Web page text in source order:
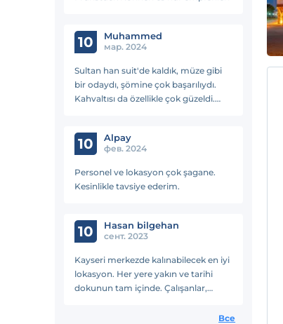
10 Muhammed
мар. 2024
Sultan han suit'de kaldık, müze gibi
bir odaydı, şömine çok başarılıydı.
Kahvaltısı da özellikle çok güzeldi.
10 Alpay
фев. 2024
Personel ve lokasyon çok şagane.
Kesinlikle tavsiye ederim.
10 Hasan bilgehan
сент. 2023
Kayseri merkezde kalınabilecek en iyi
lokasyon. Her yere yakın ve tarihi
dokunun tam içinde. Çalışanlar,
numara. Çok memnun kaldık eşimleВсе